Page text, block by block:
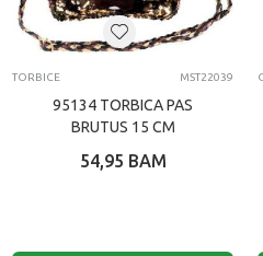
TORBICE MST22039
95134 TORBICA PAS
BRUTUS 15 CM
54,95 BAM